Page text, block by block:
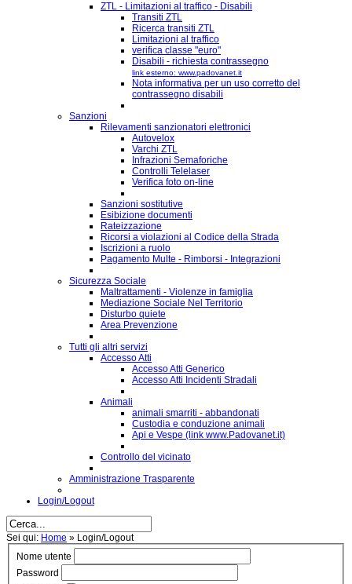
ZTL - Limitazioni al traffico - Disabili
Transiti ZTL
Ricerca transiti ZTL
Limitazioni al traffico
verifica classe "euro"
Disabili - richiesta contrassegno
link esterno: www.padovanet.it
Nota informativa per un uso corretto del
contrassegno disabili
Sanzioni
Rilevamenti sanzionatori elettronici
Autovelox
Varchi ZTL
Infrazioni Semaforiche
Controlli Telelaser
Verifica foto on-line
Sanzioni sostitutive
Esibizione documenti
Rateizzazione
Ricorsi a violazioni al Codice della Strada
Iscrizioni a ruolo
Pagamento Multe - Rimborsi - Integrazioni
Sicurezza Sociale
Maltrattamenti - Violenze in famiglia
Mediazione Sociale Nel Territorio
Disturbo quiete
Area Prevenzione
Tutti gli altri servizi
Accesso Atti
Accesso Atti Generico
Accesso Atti Incidenti Stradali
Animali
animali smarriti - abbandonati
Custodia e conduzione animali
Api e Vespe (link www.Padovanet.it)
Controllo del vicinato
Amministrazione Trasparente
Login/Logout
Sei qui: Home » Login/Logout
Nome utente
Password